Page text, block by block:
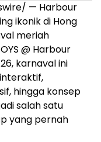
— Harbour
ikonik di Hong
meriah
@ Harbour
karnaval ini
hingga konsep
salah satu
yang pernah